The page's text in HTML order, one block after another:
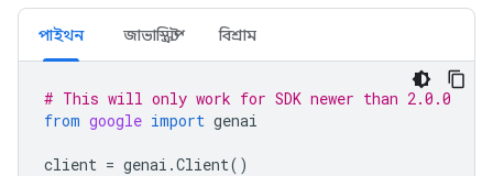
পাইথন জাভাস্ক্রিপ্ট বিশ্রাম
# This will only work for SDK newer than 2.0.0
from google import genai
client = genai .Client()